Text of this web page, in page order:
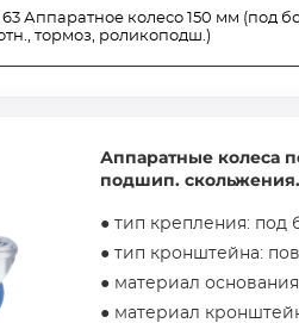
Аппаратное колесо 150 мм (под
тормоз, роликоподш.)
Аппаратные колеса
подшип. скольжения.
● тип крепления: под
● тип кронштейна:
● материал
● материал